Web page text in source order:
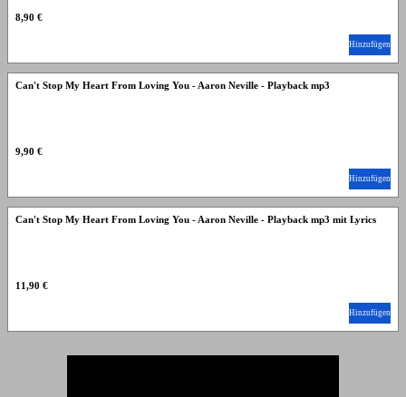
8,90 €
Hinzufügen
Can't Stop My Heart From Loving You - Aaron Neville - Playback mp3
9,90 €
Hinzufügen
Can't Stop My Heart From Loving You - Aaron Neville - Playback mp3 mit Lyrics
11,90 €
Hinzufügen